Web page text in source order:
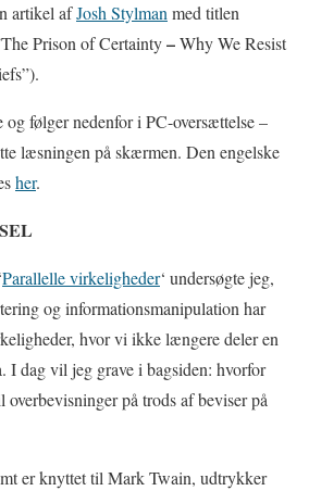
artikel afJosh Stylman med titlen
Prison of Certainty–Why We Resist
følger nedenfor i PC-oversættelse –
læsningen på skærmen. Den engelske
her.
Parallelle virkeligheder‘ undersøgte jeg,
og informationsmanipulation har
hvor vi ikke længere deler en
I dag vil jeg grave i bagsiden: hvorfor
på trods af beviser på
er knyttet til Mark Twain, udtrykker